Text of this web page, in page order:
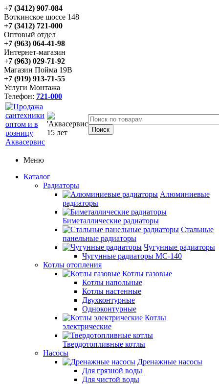
+7 (3412) 907-084
Воткинское шоссе 148
+7 (3412) 721-000
Оптовый отдел
+7 (963) 064-41-98
Интернет-магазин
+7 (963) 029-71-92
Магазин Пойма 19В
+7 (919) 913-71-55
Услуги Монтажа
Телефон: 721-000
Меню
Каталог
Радиаторы
Алюминиевые
радиаторы
Биметаллические радиаторы
Стальные
панельные радиаторы
Чугунные радиаторы
Чугунные радиаторы МС-140
Котлы отопления
Котлы газовые
Котлы напольные
Котлы настенные
Двухконтурные
Одноконтурные
Котлы
электрические
Твердотопливные котлы
Насосы
Дренажные насосы
Для грязной воды
Для чистой воды